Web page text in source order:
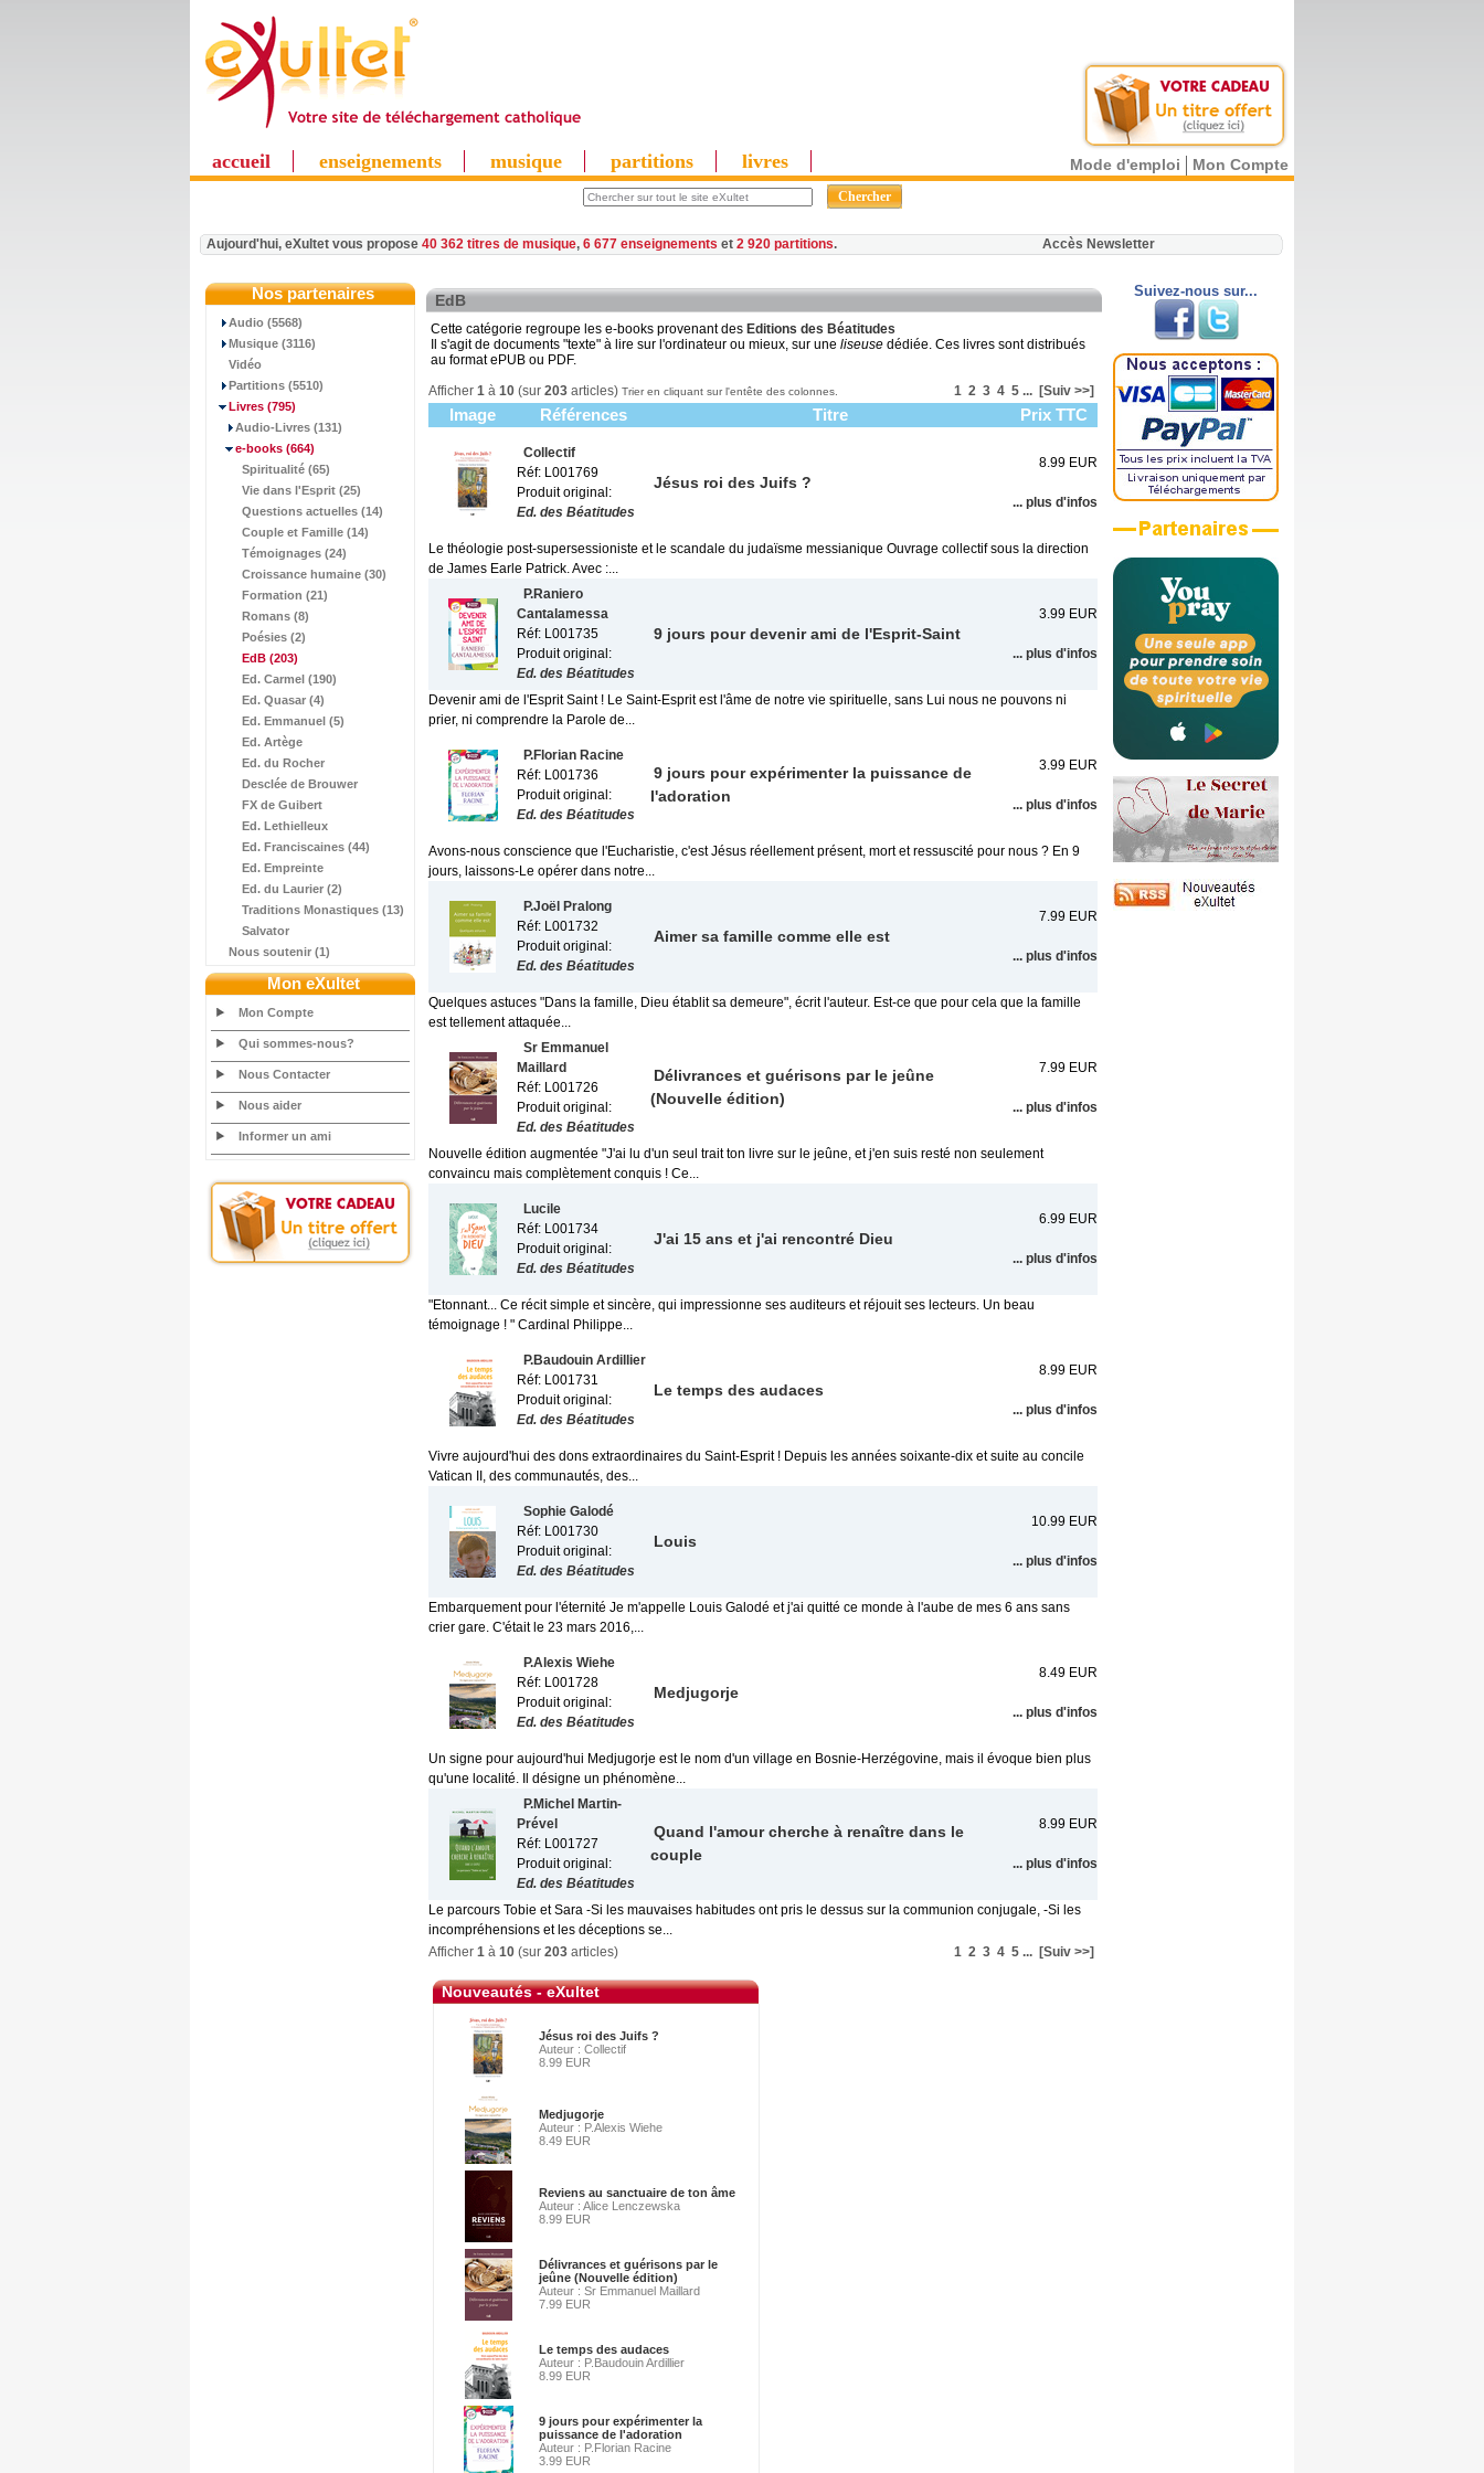
accueil enseignements musique partitions livres Mode d'emploi Mon Compte
Aujourd'hui, eXultet vous propose 40 362 titres de musique, 6 677 enseignements et 2 920 partitions. Accès Newsletter
Nos partenaires
Audio (5568)
Musique (3116)
Vidéo
Partitions (5510)
Livres (795)
Audio-Livres (131)
e-books (664)
Spiritualité (65)
Vie dans l'Esprit (25)
Questions actuelles (14)
Couple et Famille (14)
Témoignages (24)
Croissance humaine (30)
Formation (21)
Romans (8)
Poésies (2)
EdB (203)
Ed. Carmel (190)
Ed. Quasar (4)
Ed. Emmanuel (5)
Ed. Artège
Ed. du Rocher
Desclée de Brouwer
FX de Guibert
Ed. Lethielleux
Ed. Franciscaines (44)
Ed. Empreinte
Ed. du Laurier (2)
Traditions Monastiques (13)
Salvator
Nous soutenir (1)
Mon eXultet
Mon Compte
Qui sommes-nous?
Nous Contacter
Nous aider
Informer un ami
EdB
Cette catégorie regroupe les e-books provenant des Editions des Béatitudes
Il s'agit de documents "texte" à lire sur l'ordinateur ou mieux, sur une liseuse dédiée. Ces livres sont distribués
au format ePUB ou PDF.
Afficher 1 à 10 (sur 203 articles) Trier en cliquant sur l'entête des colonnes. 1 2 3 4 5 ... [Suiv >>]
Image Références Titre Prix TTC
Collectif
Réf: L001769
Produit original:
Ed. des Béatitudes
Jésus roi des Juifs ?
8.99 EUR
... plus d'infos
Le théologie post-supersessioniste et le scandale du judaïsme messianique Ouvrage collectif sous la direction
de James Earle Patrick. Avec :...
P.Raniero
Cantalamessa
Réf: L001735
Produit original:
Ed. des Béatitudes
9 jours pour devenir ami de l'Esprit-Saint
3.99 EUR
... plus d'infos
Devenir ami de l'Esprit Saint ! Le Saint-Esprit est l'âme de notre vie spirituelle, sans Lui nous ne pouvons ni
prier, ni comprendre la Parole de...
P.Florian Racine
Réf: L001736
Produit original:
Ed. des Béatitudes
9 jours pour expérimenter la puissance de
l'adoration
3.99 EUR
... plus d'infos
Avons-nous conscience que l'Eucharistie, c'est Jésus réellement présent, mort et ressuscité pour nous ? En 9
jours, laissons-Le opérer dans notre...
P.Joël Pralong
Réf: L001732
Produit original:
Ed. des Béatitudes
Aimer sa famille comme elle est
7.99 EUR
... plus d'infos
Quelques astuces "Dans la famille, Dieu établit sa demeure", écrit l'auteur. Est-ce que pour cela que la famille
est tellement attaquée...
Sr Emmanuel
Maillard
Réf: L001726
Produit original:
Ed. des Béatitudes
Délivrances et guérisons par le jeûne
(Nouvelle édition)
7.99 EUR
... plus d'infos
Nouvelle édition augmentée "J'ai lu d'un seul trait ton livre sur le jeûne, et j'en suis resté non seulement
convaincu mais complètement conquis ! Ce...
Lucile
Réf: L001734
Produit original:
Ed. des Béatitudes
J'ai 15 ans et j'ai rencontré Dieu
6.99 EUR
... plus d'infos
"Etonnant... Ce récit simple et sincère, qui impressionne ses auditeurs et réjouit ses lecteurs. Un beau
témoignage ! " Cardinal Philippe...
P.Baudouin Ardillier
Réf: L001731
Produit original:
Ed. des Béatitudes
Le temps des audaces
8.99 EUR
... plus d'infos
Vivre aujourd'hui des dons extraordinaires du Saint-Esprit ! Depuis les années soixante-dix et suite au concile
Vatican II, des communautés, des...
Sophie Galodé
Réf: L001730
Produit original:
Ed. des Béatitudes
Louis
10.99 EUR
... plus d'infos
Embarquement pour l'éternité Je m'appelle Louis Galodé et j'ai quitté ce monde à l'aube de mes 6 ans sans
crier gare. C'était le 23 mars 2016,...
P.Alexis Wiehe
Réf: L001728
Produit original:
Ed. des Béatitudes
Medjugorje
8.49 EUR
... plus d'infos
Un signe pour aujourd'hui Medjugorje est le nom d'un village en Bosnie-Herzégovine, mais il évoque bien plus
qu'une localité. Il désigne un phénomène...
P.Michel Martin-
Prével
Réf: L001727
Produit original:
Ed. des Béatitudes
Quand l'amour cherche à renaître dans le
couple
8.99 EUR
... plus d'infos
Le parcours Tobie et Sara -Si les mauvaises habitudes ont pris le dessus sur la communion conjugale, -Si les
incompréhensions et les déceptions se...
Afficher 1 à 10 (sur 203 articles) 1 2 3 4 5 ... [Suiv >>]
Nouveautés - eXultet
Jésus roi des Juifs ?
Auteur : Collectif
8.99 EUR
Medjugorje
Auteur : P.Alexis Wiehe
8.49 EUR
Reviens au sanctuaire de ton âme
Auteur : Alice Lenczewska
8.99 EUR
Délivrances et guérisons par le
jeûne (Nouvelle édition)
Auteur : Sr Emmanuel Maillard
7.99 EUR
Le temps des audaces
Auteur : P.Baudouin Ardillier
8.99 EUR
9 jours pour expérimenter la
puissance de l'adoration
Auteur : P.Florian Racine
3.99 EUR
Suivez-nous sur...